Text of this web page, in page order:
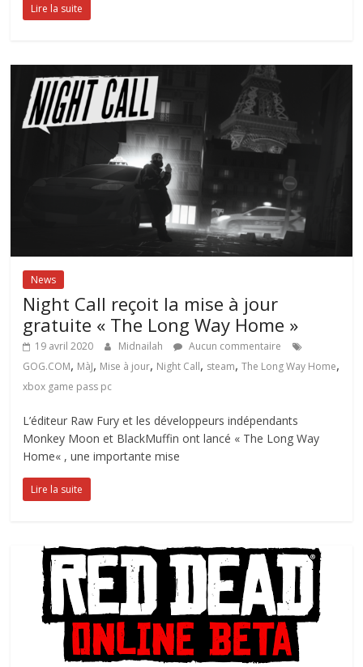
Lire la suite
News
Night Call reçoit la mise à jour
gratuite « The Long Way Home »
19 avril 2020 Midnailah
Aucun commentaire
GOG.COM, MàJ, Mise à jour, Night Call, steam,The Long Way Home,
xbox game pass pc
L’éditeur Raw Fury et les développeurs indépendants
Monkey Moon et BlackMuffin ont lancé « The Long Way
Home« , une importante mise
Lire la suite